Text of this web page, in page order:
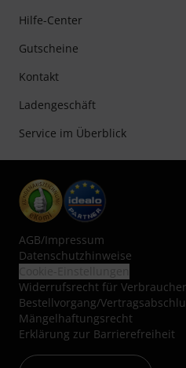
Hilfe-Center
Gutscheine
Kontakt
Ladengeschäft
Service im Überblick
AGB/Impressum
Datenschutzhinweise
Widerrufsrecht für Verbraucher
Bestellvorgang/
Mängelhaftungsrecht
Erklärung zur Barrierefreiheit